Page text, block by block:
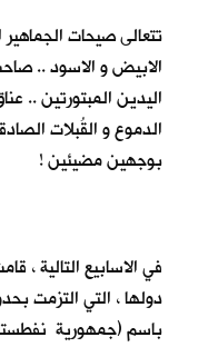
تتعالى صيحات
الابيض و الاسود ..
اليدين المبتورتين ..
الدموع و القُبلات
بوجهين مضيئين !
في الاسابيع التالية ،
دولها ، التي التزمت
باسم (جمهورية